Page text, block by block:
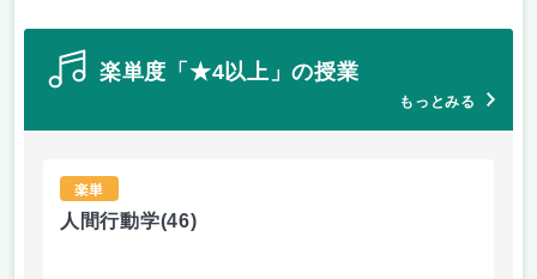
楽単度「★4以上」の授業
もっとみる
楽単
人間行動学(46)